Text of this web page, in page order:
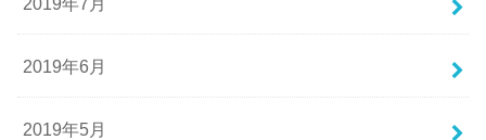
2019年6月
2019年5月